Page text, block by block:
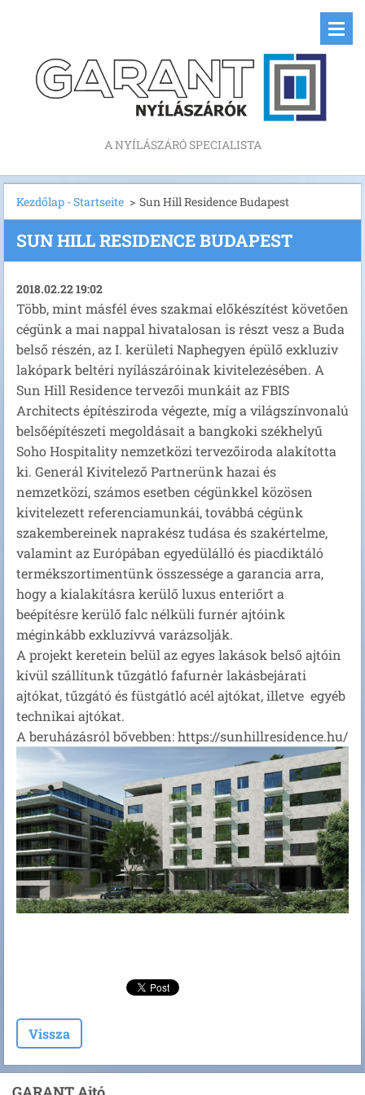
A NYÍLÁSZÁRÓ SPECIALISTA
Kezdőlap - Startseite > Sun Hill Residence Budapest
SUN HILL RESIDENCE BUDAPEST
2018.02.22 19:02
Több, mint másfél éves szakmai előkészítést követően
cégünk a mai nappal hivatalosan is részt vesz a Buda
belső részén, az I. kerületi Naphegyen épülő exkluziv
lakópark beltéri nyílászáróinak kivitelezésében. A
Sun Hill Residence tervezői munkáit az FBIS
Architects építésziroda végezte, míg a világszínvonalú
belsőépítészeti megoldásait a bangkoki székhelyű
Soho Hospitality nemzetközi tervezőiroda alakította
ki. Generál Kivitelező Partnerünk hazai és
nemzetközi, számos esetben cégünkkel közösen
kivitelezett referenciamunkái, továbbá cégünk
szakembereinek naprakész tudása és szakértelme,
valamint az Európában egyedülálló és piacdiktáló
termékszortimentünk összessége a garancia arra,
hogy a kialakításra kerülő luxus enteriőrt a
beépítésre kerülő falc nélküli furnér ajtóink
méginkább exkluzívvá varázsolják.
A projekt keretein belül az egyes lakások belső ajtóin
kívül szállítunk tűzgátló fafurnér lakásbejárati
ajtókat, tűzgátó és füstgátló acél ajtókat, illetve egyéb
technikai ajtókat.
A beruházásról bővebben: https://sunhillresidence.hu/
Vissza